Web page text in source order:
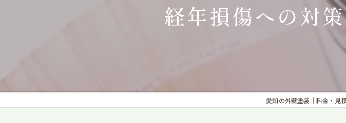
経年損傷への対
愛知の外壁塗装｜料金・見